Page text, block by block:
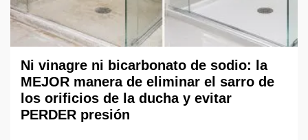
Ni vinagre ni bicarbonato de sodio: la
MEJOR manera de eliminar el sarro de
los orificios de la ducha y evitar
PERDER presión